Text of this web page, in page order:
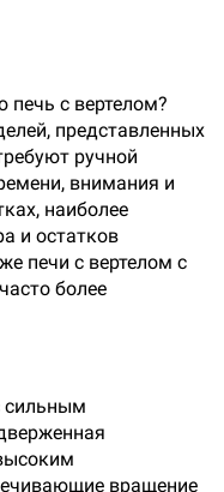
печь с вертелом?
представленных
ручной
внимания и
наиболее
и остатков
печи с вертелом с
более
сильным
вращение